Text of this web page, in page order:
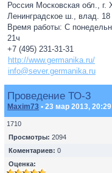
Россия Московская обл., г.
Ленинградское ш., влад.
Время работы: С
21ч
+7 (495) 231-31-31
http://www.germanika.ru/
info@sever.germanika.ru
Проведение ТО-3
Maxim73 • 23 мар 2013, 20:29
1710
Просмотры: 2094
Коментариев: 0
Оценка: